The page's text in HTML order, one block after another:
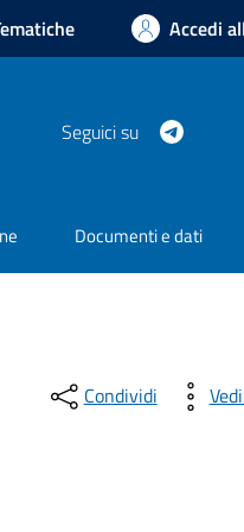
Accedi
Seguici su
Documenti e dati
Condividi